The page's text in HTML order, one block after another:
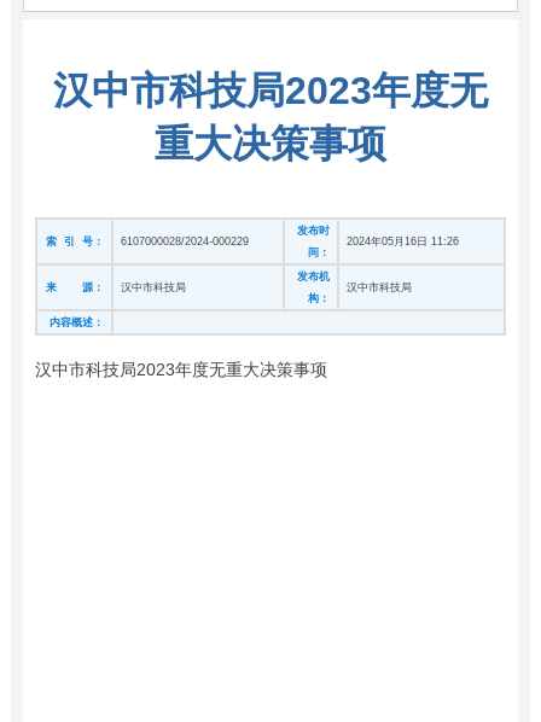
汉中市科技局2023年度无
重大决策事项
索 引 号： 6107000028/2024-000229
发布时
间：
2024年05月16日 11:26
来 源： 汉中市科技局
发布机
构：
汉中市科技局
内容概述：
汉中市科技局2023年度无重大决策事项